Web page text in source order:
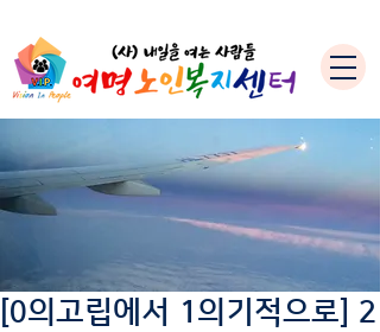
[0의고립에서 1의기적으로] 2